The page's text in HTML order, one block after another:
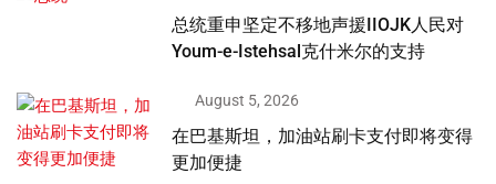
总统重申坚定不移地声援IIOJK人民对
Youm-e-Istehsal克什米尔的支持
August 5, 2026
在巴基斯坦，加油站刷卡支付即将变得
更加便捷